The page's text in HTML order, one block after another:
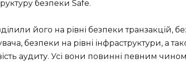
безпеки Safe.
його на рівні безпеки транзакцій,
безпеки на рівні інфраструктури, а
аудиту. Усі вони повинні певним